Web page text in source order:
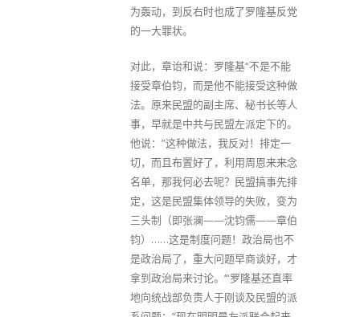
为轰动，到反右时也成了罗隆基反党
的一大罪状。
对此，章诒和说：罗隆基“不是不能
接受章伯钧，而是他不能接受这种做
法。原来民盟的副主席、秘书长等人
事，早就是中共与民盟左派定下的。
他说：”这种做法，我反对！排定一
切，而且布置好了，利用周恩来来念
名单，那我何必去呢？民盟搞事先排
定，这是民盟集体领导的失败，变为
三头制（即张澜——沈钧儒——章伯
钧）……这是制度问题！政治局也不
是政治局了，重大问题早商谈好，才
拿到政治局来讨论。‘“罗隆基还直率
地向统战部负责人于刚谈及民盟的派